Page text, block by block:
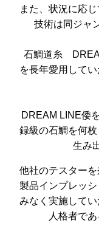
また、状況に応
技術は同ジャ
石鯛道糸
を長年愛用して
DREAM LINE倭
録級の石鯛を何
生み
他社のテスター
製品インプレッ
みなく実施して
人格者で